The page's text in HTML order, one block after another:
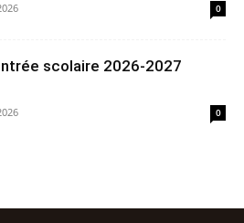
0
scolaire 2026-2027
0